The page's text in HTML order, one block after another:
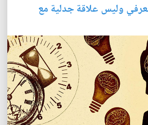
وليس علاقة جدلية مع